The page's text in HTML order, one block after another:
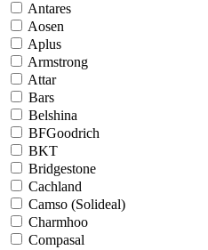
Antares
Aosen
Aplus
Armstrong
Attar
Bars
Belshina
BFGoodrich
BKT
Bridgestone
Cachland
Camso (Solideal)
Charmhoo
Compasal